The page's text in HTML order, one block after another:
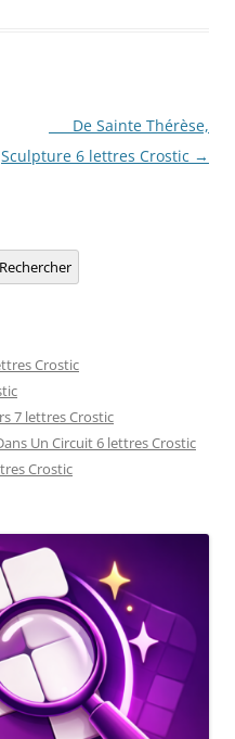
___ De Sainte Thérèse,
Sculpture 6 lettres Crostic →
Rechercher
Crostic
7 lettres Crostic
Un Circuit 6 lettres Crostic
Crostic